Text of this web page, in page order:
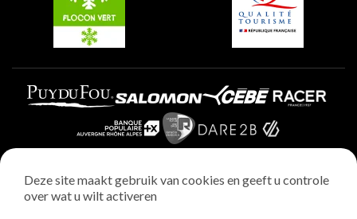
Wettelijke vermeldingen
Deze site maakt gebruik van cookies en geeft u controle
over wat u wilt activeren